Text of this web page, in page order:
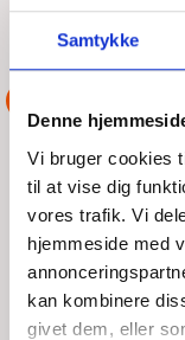
Samtykke
Denne
Vi bruger cookies
til at vise dig
vores trafik. Vi
hjemmeside med
kan kombinere
givet dem, eller
ANDRE
AMTOFT